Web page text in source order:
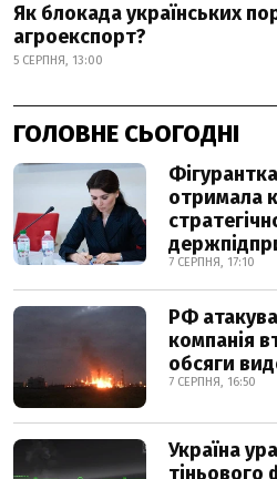
Як блокада українських
агроекспорт?
5 СЕРПНЯ, 13:00
ГОЛОВНЕ СЬОГОДНІ
отримала
7 СЕРПНЯ, 17:10
РФ
компанія
обсяги
7 СЕРПНЯ, 16:50
Україна
тіньового